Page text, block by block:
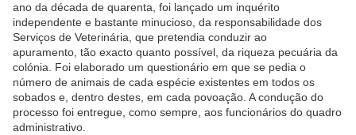
ano da década de quarenta, foi lançado um inquérito
independente e bastante minucioso, da responsabilidade dos
Serviços de Veterinária, que pretendia conduzir ao
apuramento, tão exacto quanto possível, da riqueza pecuária da
colónia. Foi elaborado um questionário em que se pedia o
número de animais de cada espécie existentes em todos os
sobados e, dentro destes, em cada povoação. A condução do
processo foi entregue, como sempre, aos funcionários do quadro
administrativo.